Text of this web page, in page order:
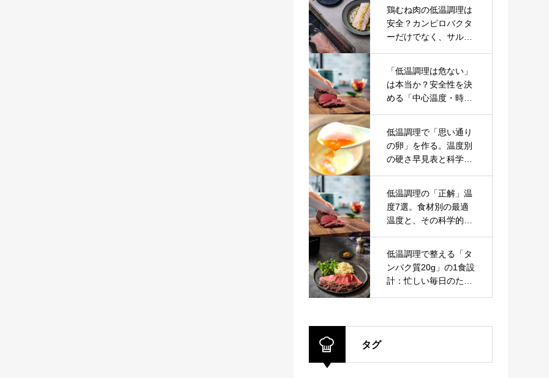
鶏むね肉の低温調理は
安全？カンピロバクタ
ーだけでなく、サルモ
「低温調理は危ない」
は本当か？安全性を決
める「中心温度・時
低温調理で「思い通り
の卵」を作る。温度別
の硬さ早見表と科学的
低温調理の「正解」温
度7選。食材別の最適
温度と、その科学的根
低温調理で整える「タ
ンパク質20g」の1食設
計：忙しい毎日のため
タグ